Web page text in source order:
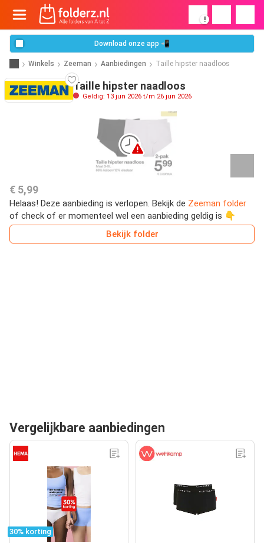
!
Download onze app 📲
Winkels Zeeman Aanbiedingen Taille hipster naadloos
Taille hipster naadloos
Geldig: 13 jun 2026 t/m 26 jun 2026
€ 5,99
Helaas! Deze aanbieding is verlopen. Bekijk de Zeeman folder
of check of er momenteel wel een aanbieding geldig is 👇
Bekijk folder
Vergelijkbare aanbiedingen
30% korting